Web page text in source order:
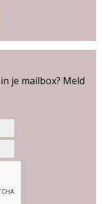
je mailbox? Meld